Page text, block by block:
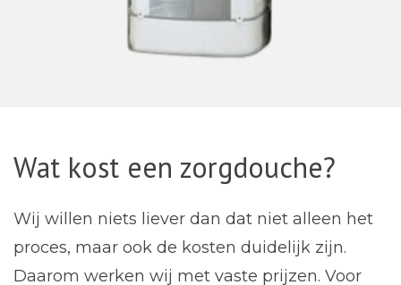
Wat kost een zorgdouche?
Wij willen niets liever dan dat niet alleen het
proces, maar ook de kosten duidelijk zijn.
Daarom werken wij met vaste prijzen. Voor